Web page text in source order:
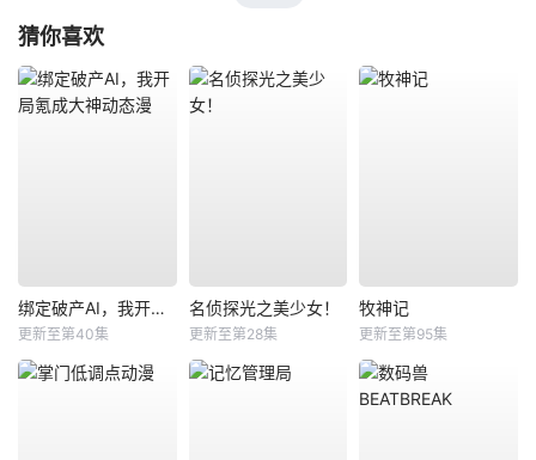
猜你喜欢
绑定破产AI，我开局氪成大神动态漫
更新至第40集
名侦探光之美少女！
更新至第28集
牧神记
更新至第95集